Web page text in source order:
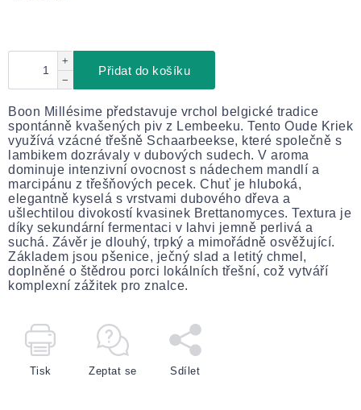
+
−
Přidat do košíku
Boon Millésime představuje vrchol belgické tradice
spontánně kvašených piv z Lembeeku. Tento Oude Kriek
využívá vzácné třešně Schaarbeekse, které společně s
lambikem dozrávaly v dubových sudech. V aroma
dominuje intenzivní ovocnost s nádechem mandlí a
marcipánu z třešňových pecek. Chuť je hluboká,
elegantně kyselá s vrstvami dubového dřeva a
ušlechtilou divokostí kvasinek Brettanomyces. Textura je
díky sekundární fermentaci v lahvi jemně perlivá a
suchá. Závěr je dlouhý, trpký a mimořádně osvěžující.
Základem jsou pšenice, ječný slad a letitý chmel,
doplněné o štědrou porci lokálních třešní, což vytváří
komplexní zážitek pro znalce.
Tisk Zeptat se Sdílet